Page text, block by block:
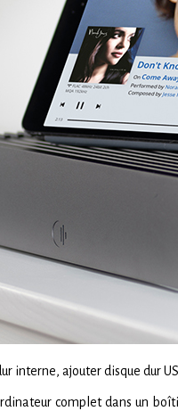
interne, ajouter disque dur
complet dans un